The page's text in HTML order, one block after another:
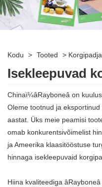
Kodu > Tooted >
Isekleepuvad
Chinaï¼âRayboneâ on
Oleme tootnud ja
aastat. Üks meie peamisi
omab konkurentsivõimelist
ja Ameerika klaasitööstuse
hinnaga isekleepuvaid
Hiina kvaliteediga